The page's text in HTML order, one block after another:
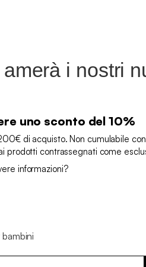
i nostri
uno sconto del 10%
di acquisto. Non cumulabile
prodotti contrassegnati come
informazioni?